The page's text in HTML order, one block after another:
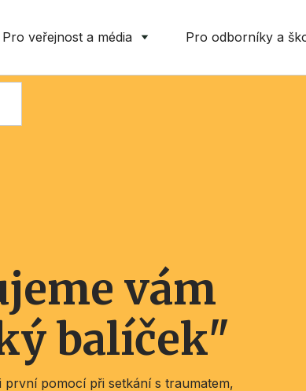
Pro veřejnost a média Pro odborníky a
vám
balíček"
první pomocí při setkání s traumatem,